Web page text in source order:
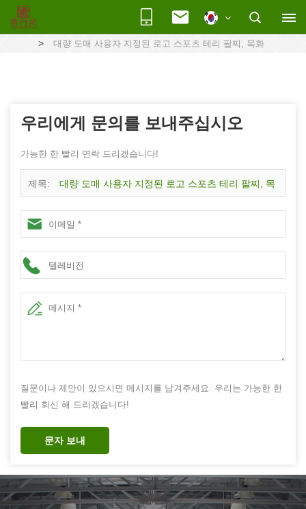
> 대량 도매 사용자 지정된 로고 스포츠 테리 팔찌, 목화
우리에게 문의를 보내주십시오
가능한 한 빨리 연락 드리겠습니다!
제목: 대량 도매 사용자 지정된 로고 스포츠 테리 팔찌, 목
화
질문이나 제안이 있으시면 메시지를 남겨주세요. 우리는 가능한 한
빨리 회신 해 드리겠습니다!
문자 보내